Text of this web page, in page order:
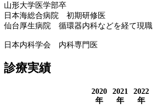
山形大学医学部卒
日本海総合病院 初期研修医
仙台厚生病院 循環器内科などを経て現職
日本内科学会 内科専門医
診療実績
2020
年
2021
年
2022
年